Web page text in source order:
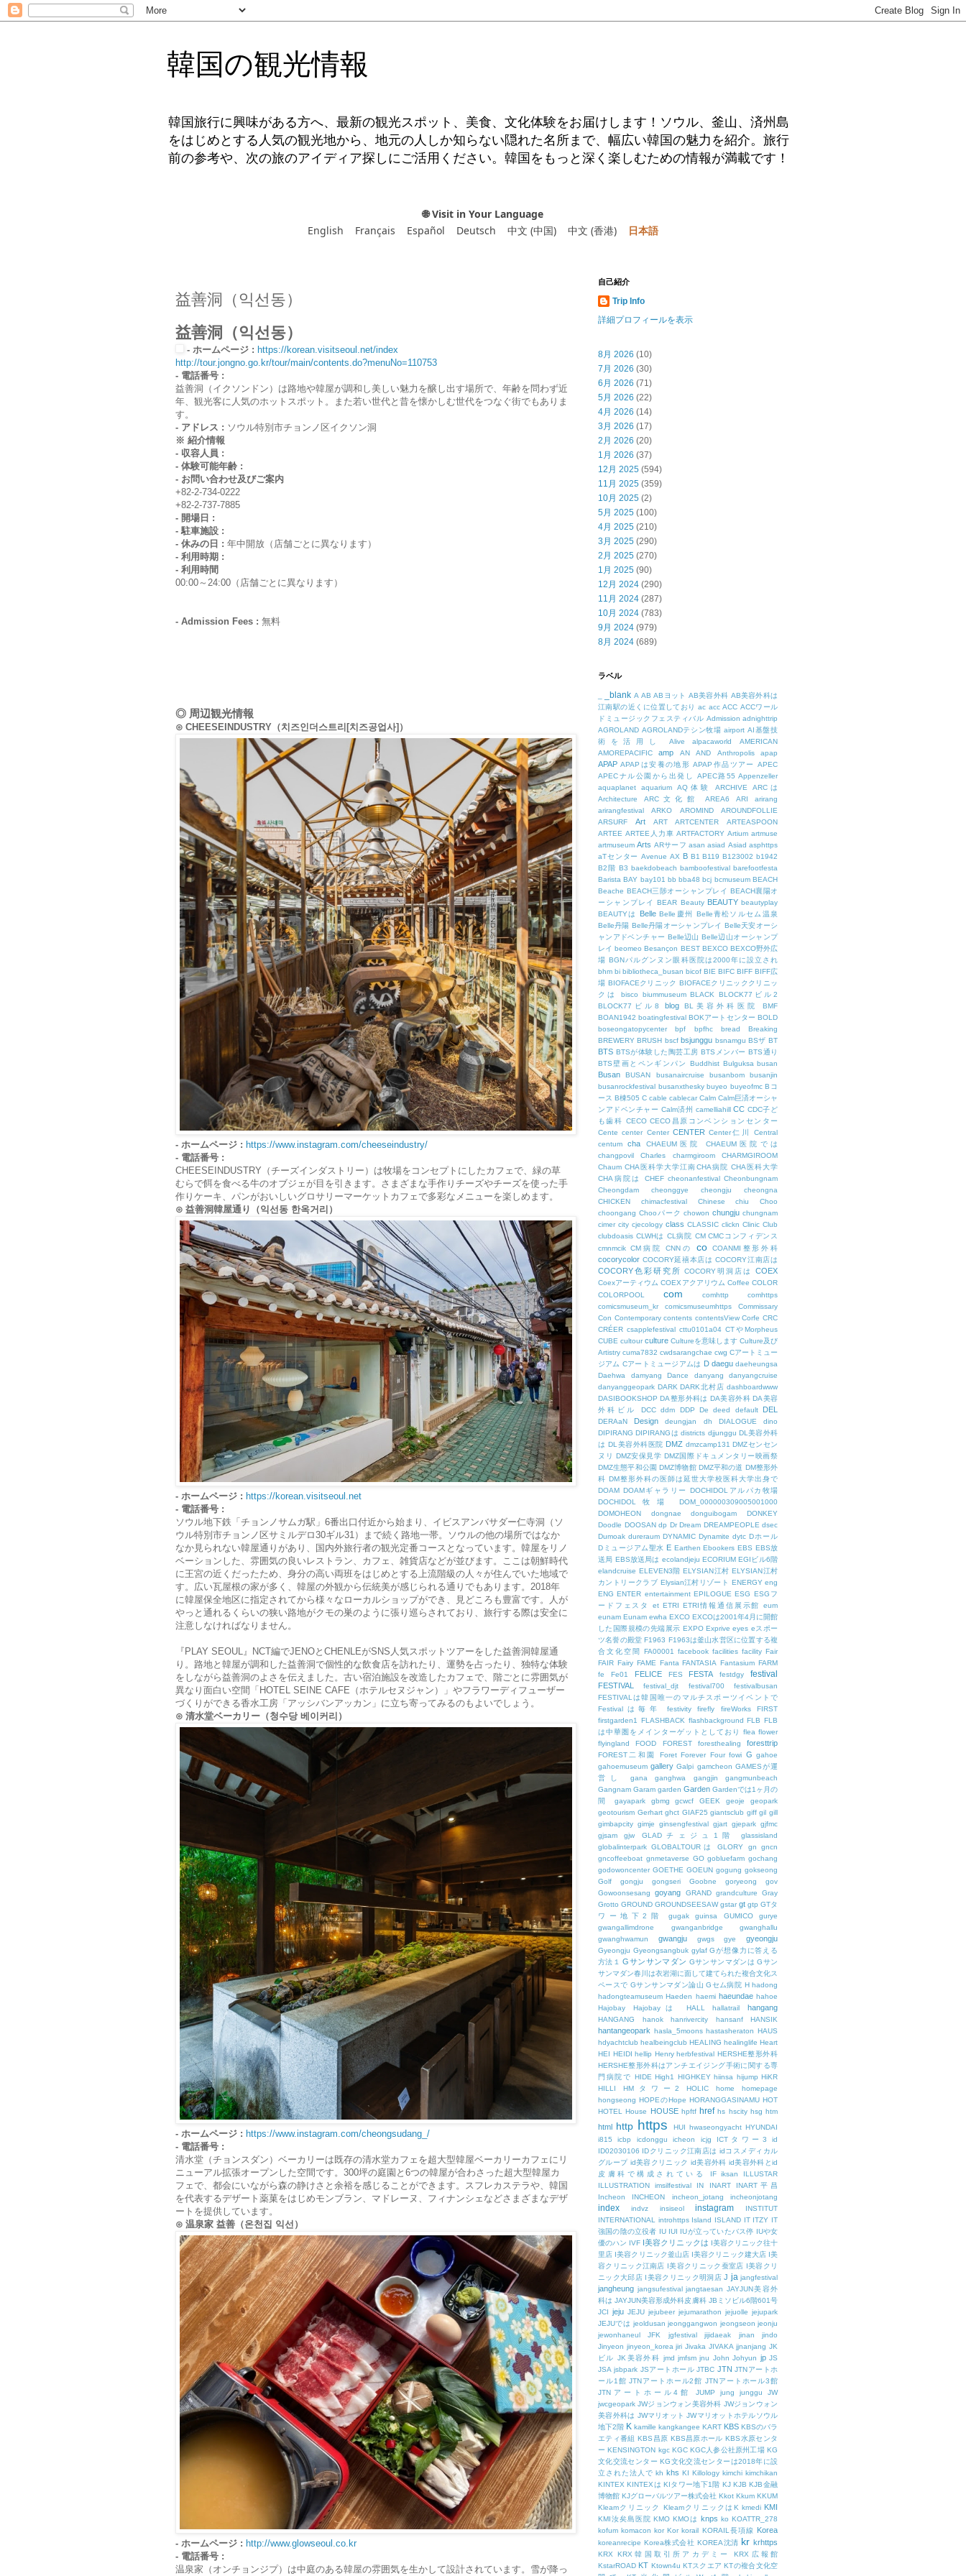
韓国の観光情報
韓国旅行に興味がある方へ、最新の観光スポット、美食、文化体験をお届けします！ソウル、釜山、済州島
をはじめとする人気の観光地から、地元の人しか知らない隠れた名所まで、幅広い韓国の魅力を紹介。旅行
前の参考や、次の旅のアイディア探しにご活用ください。韓国をもっと深く楽しむための情報が満載です！
🌐 Visit in Your Language
English
Français Español Deutsch 中文 (中国) 中文 (香港) 日本語
益善洞（익선동）
益善洞（익선동）
- ホームページ : https://korean.visitseoul.net/index
http://tour.jongno.go.kr/tour/main/contents.do?menuNo=110753
- 電話番号 :
益善洞（イクソンドン）は路地や韓屋が調和し美しい魅力を醸し出す場所で、年齢を問わず近
年、観光客に人気のホットスポット。また若い世代と昔を懐かしむ世代をつなぐ街でもありま
す。
- アドレス : ソウル特別市チョンノ区イクソン洞
※ 紹介情報
- 収容人員 :
- 体験可能年齢 :
- お問い合わせ及びご案内
+82-2-734-0222
+82-2-737-7885
- 開場日 :
- 駐車施設 :
- 休みの日 : 年中開放（店舗ごとに異なります）
- 利用時期 :
- 利用時間
00:00～24:00（店舗ごとに異なります）
- Admission Fees : 無料
◎ 周辺観光情報
⊙ CHEESEINDUSTRY（치즈인더스트리[치즈공업사]）
- ホームページ : https://www.instagram.com/cheeseindustry/
- 電話番号 :
CHEESEINDUSTRY（チーズインダストリー）は牧場をコンセプトにしたカフェで、緑の草
むらで餌を食べる牛のオブジェが目を引きます。さまざまな手作りチーズやチーズを使った手
作りケーキ、パンがおいしいグロサリーマーケットカフェで多彩なメニューを楽しめます。
⊙ 益善洞韓屋通り（익선동 한옥거리）
- ホームページ : https://korean.visitseoul.net
- 電話番号 :
ソウル地下鉄「チョンノサムガ駅」6番出口付近から始まり、イビスアンバサダー仁寺洞（ソ
ウル特別市チョンノ区サミルデロ30ギル31）まで続く路地一帯。ソウルの他の場所ではなか
なか見られない韓屋通りがあり、国内外旅行者の観光定番コースとなっています。韓屋をリノ
ベーションした、雰囲気の良いレストラン、カフェ、雑貨店などが並びます。ここは朝鮮時代
に王宮の近くだったため、身分の高い両班をはじめとする上流階級の人々が住んでいた地域で
す。広い瓦屋根の家が多く、韓屋の外観から伝統美が感じられる通りでもあります。2018年
に韓屋保全地区に指定されてから様々なローカルショップができ、見どころも豊富です。人が
やっと通れるくらいの狭い路地がクモの巣のように張り巡らされており、旅行する際は安全に
注意しなければなりません。
『PLAY SEOUL』NCT編でJENOとCHENLEがSNS人気スポットツアーをした益善洞韓屋通
り。路地と韓屋が調和した益善洞で個性的な飲食店を訪れたり、運勢を占ったり、独特な体験
をしながら益善洞のよさを伝えました。古い宿泊施設を改造したカフェで、階ごとに雰囲気が
異なり面白い空間「HOTEL SEINE CAFE（ホテルセヌジャン）」やフラワーディフューザー
づくりができる香水工房「アッシバンアッカン」に立ち寄ってみるのもよいでしょう。
⊙ 清水堂ベーカリー（청수당 베이커리）
- ホームページ : https://www.instagram.com/cheongsudang_/
- 電話番号 :
清水堂（チョンスダン）ベーカリーは既存の清水堂カフェを超大型韓屋ベーカリーカフェにリ
ニューアル拡張オープンした空間です。300坪の庭園と6つの韓屋が合わさった超大型韓屋カ
フェで、都会にいながら森の静けさと余裕を感じることができます。スフレカステラや、韓国
を代表するデザート薬菓をはじめモンブラン、マドレーヌ、フィナンシェなどさまざまなデザ
ートを提供しています。
⊙ 温泉家 益善（온천집 익선）
- ホームページ : http://www.glowseoul.co.kr
- 電話番号 :
温泉家（オンチョンジプ）は中庭のある韓屋の雰囲気を生かして設計されています。雪が降っ
自己紹介
Trip Info
詳細プロフィールを表示
8月 2026 (10)
7月 2026 (30)
6月 2026 (71)
5月 2026 (22)
4月 2026 (14)
3月 2026 (17)
2月 2026 (20)
1月 2026 (37)
12月 2025 (594)
11月 2025 (359)
10月 2025 (2)
5月 2025 (100)
4月 2025 (210)
3月 2025 (290)
2月 2025 (270)
1月 2025 (90)
12月 2024 (290)
11月 2024 (287)
10月 2024 (783)
9月 2024 (979)
8月 2024 (689)
ラベル
_blank A AB ABヨット AB美容外科 AB美容外科は
江南駅の近くに位置しており ac acc ACC ACCワール
ドミュージックフェスティバル Admission adnighttrip
AGROLAND AGROLANDテシン牧場 airport AI基盤技
術を活用し
Alive alpacaworld
AMERICAN
AMOREPACIFIC
amp AN AND Anthropolis apap
APAP APAPは安養の地形 APAP作品ツアー
APEC
APECナル公園から出発し
APEC路55 Appenzeller
aquaplanet
aquarium AQ体験 ARCHIVE
ARCは
Architecture
ARC文化館 AREA6 ARI
arirang
arirangfestival
ARKO AROMIND
AROUNDFOLLIE
ARSURF
Art ART ARTCENTER
ARTEASPOON
ARTEE ARTEE人力車 ARTFACTORY Artium artmuse
artmuseum Arts ARサーフ asan asiad Asiad asphttps
aTセンター Avenue AX B B1 B119 B123002 b1942
B2階 B3 baekdobeach bamboofestival barefootfesta
Barista BAY bay101 bb bba48 bcj bcmuseum BEACH
Beache BEACH三陟オーシャンプレイ BEACH襄陽オ
ーシャンプレイ
BEAR Beauty BEAUTY beautyplay
BEAUTYは
Belle Belle慶州
Belle青松ソルセム温泉
Belle丹陽 Belle丹陽オーシャンプレイ Belle天安オーシ
ャンアドベンチャー Belle辺山 Belle辺山オーシャンプ
レイ beomeo Besançon BEST BEXCO BEXCO野外広
場 BGNパルグンヌン眼科医院は2000年に設立され
bhm bi bibliotheca_busan bicof BIE BIFC BIFF BIFF広
場 BIOFACEクリニック BIOFACEクリニッククリニッ
クは
bisco biummuseum BLACK
BLOCK77ビル2
BLOCK77ビル8
blog BL美容外科医院
BMF
BOAN1942 boatingfestival BOKアートセンター BOLD
boseongatopycenter
bpf bpfhc bread
Breaking
BREWERY BRUSH bscf bsjunggu bsnamgu BSザ BT
BTS BTSが体験した陶芸工房 BTSメンバー BTS通り
BTS壁画とペンギンパン
Buddhist Bulguksa busan
Busan BUSAN busanaircruise busanbom
busanjin
busanrockfestival busanxthesky buyeo buyeofmc Bコ
ース B棟505 C cable cablecar Calm Calm巨済オーシャ
ンアドベンチャー Calm済州 camelliahill CC CDC子ど
も歯科 CECO CECO昌原コンベンションセンター
Cente center Center CENTER Center仁川
Central
centum
cha CHAEUM医院
CHAEUM医院では
changpovil
Charles charmgiroom
CHARMGIROOM
Chaum CHA医科学大学江南CHA病院 CHA医科大学
CHA病院は
CHEF cheonanfestival Cheonbungnam
Cheongdam
cheonggye cheongju
cheongna
CHICKEN
chimacfestival Chinese chiu
Choo
choongang Chooパーク chowon chungju chungnam
cimer city cjecology class CLASSIC clickn Clinic Club
clubdoasis CLWHは CL病院 CM CMCコンフィデンス
cmnmcik CM病院 CNNの co COANMI整形外科
cocorycolor COCORY延禧本店は COCORY江南店は
COCORY色彩研究所 COCORY明洞店は COEX
Coexアーティウム COEXアクアリウム Coffee COLOR
COLORPOOL
com comhttp
comhttps
comicsmuseum_kr
comicsmuseumhttps
Commissary
Con Contemporary contents contentsView Corfe CRC
CRÉER csapplefestival cttu0101a04 CTやMorpheus
CUBE cultour culture Cultureを意味します Culture及び
Artistry cuma7832 cwdsarangchae cwg Cアートミュー
ジアム Cアートミュージアムは D daegu daeheungsa
Daehwa
damyang Dance danyang
danyangcruise
danyanggeopark DARK DARK北村店 dashboardwww
DASIBOOKSHOP DA整形外科は DA美容外科 DA美容
外科ビル
DCC ddm DDP De deed default DEL
DERAaN Design deungjan dh DIALOGUE
dino
DIPIRANG DIPIRANGは districts djjunggu DL美容外科
は DL美容外科医院 DMZ dmzcamp131 DMZセンセン
ヌリ DMZ安保見学 DMZ国際ドキュメンタリー映画祭
DMZ生態平和公園 DMZ博物館 DMZ平和の道 DM整形外
科 DM整形外科の医師は延世大学校医科大学出身で
DOAM DOAMギャラリー
DOCHIDOLアルパカ牧場
DOCHIDOL牧場
DOM_000000309005001000
DOMOHEON
dongnae donguibogam
DONKEY
Doodle DOOSAN dp Dr Dream DREAMPEOPLE dsec
Dumoak dureraum DYNAMIC Dynamite dytc Dホール
Dミュージアム聖水 E Earthen Ebookers EBS EBS放
送局 EBS放送局は ecolandjeju ECORIUM EGIビル6階
elandcruise ELEVEN3階 ELYSIAN江村 ELYSIAN江村
カントリークラブ Elysian江村リゾート ENERGY eng
ENG ENTER entertainment EPILOGUE ESG ESGフ
ードフェスタ
et ETRI ETRI情報通信展示館
eum
eunam Eunam ewha EXCO EXCOは2001年4月に開館
した国際規模の先端展示 EXPO Exprive eyes eスポー
ツ名誉の殿堂 F1963 F1963は釜山水営区に位置する複
合文化空間
FA00001 facebook facilities facility Fair
FAIR Fairy FAME Fanta FANTASIA Fantasium FARM
fe
Fe01 FELICE FES FESTA festdgy festival
FESTIVAL festival_djt festival700
festivalbusan
FESTIVALは韓国唯一のマルチスポーツイベントで
Festivalは毎年
festivity firefly fireWorks
FIRST
firstgarden1
FLASHBACK flashbackground FLB FLB
は中華圏をメインターゲットとしており
flea flower
flyingland
FOOD FOREST foresthealing foresttrip
FOREST二和園 Foret Forever Four fowi G gahoe
gahoemuseum gallery Galpi gamcheon GAMESが運
営し
gana ganghwa gangjin
gangmunbeach
Gangnam Garam garden Garden Gardenでは1ヶ月の
間
gayapark gbmg gcwcf GEEK geoje
geopark
geotourism Gerhart ghct GIAF25 giantsclub giff gil gill
gimbapcity gimje ginsengfestival gjart gjepark gjfmc
gjsam
gjw GLADチェジュ1階
glassisland
globalinterpark GLOBALTOURは GLORY gn
gncn
gncoffeeboat gnmetaverse GO gobluefarm gochang
godowoncenter GOETHE GOEUN gogung gokseong
Golf
gongju gongseri Goobne goryeong
gov
Gowoonsesang
goyang GRAND grandculture
Gray
Grotto GROUND GROUNDSEESAW gstar gt gtp GTタ
ワー地下2階
gugak guinsa GUMICO
gurye
gwangallimdrone
gwanganbridge
gwanghallu
gwanghwamun
gwangju gwgs gye gyeongju
Gyeongju Gyeongsangbuk gylaf Gが想像力に答える
方法１
Gサンサンマダン Gサンサンマダンは Gサン
サンマダン春川は衣岩湖に面して建てられた複合文化ス
ペースで Gサンサンマダン論山 Gセム病院 H hadong
hadongteamuseum Haeden haemi haeundae hahoe
Hajobay
Hajobayは HALL hallatrail hangang
HANGANG hanok hanrivercity hansanf HANSIK
hantangeopark hasla_5moons hastasheraton HAUS
hdyachtclub healbeingclub HEALING healinglife Heart
HEI HEIDI hellip Henry herbfestival HERSHE整形外科
HERSHE整形外科はアンチエイジング手術に関する専
門病院で HIDE High1 HIGHKEY hiinsa hijump HiKR
HILLI
HMタワー2 HOLIC home
homepage
hongseong HOPEのHope HORANGGASINAMU HOT
HOTEL
House HOUSE hpftf href hs hscity hsg htm
html http https HUI hwaseongyacht HYUNDAI
i815
icbp icdonggu icheon icjg ICTタワー3
id
ID02030106 IDクリニック江南店は idコスメディカル
グループ id美容クリニック id美容外科 id美容外科とid
皮膚科で構成されている
IF iksan
ILLUSTAR
ILLUSTRATION
imsilfestival IN INART
INART平昌
Incheon
INCHEON incheon_jotang incheonjotang
index indvz insiseol instagram
INSTITUT
INTERNATIONAL
introhttps Island ISLAND IT ITZY IT
強国の陰の立役者 IU IUI IUが立っていたバス停 IUや女
優のハン IVF I美容クリニックは I美容クリニック往十
里店 I美容クリニック釜山店 I美容クリニック建大店 I美
容クリニック江南店 I美容クリニック蚕室店 I美容クリ
ニック大邱店 I美容クリニック明洞店 J ja jangfestival
jangheung jangsufestival jangtaesan JAYJUN美容外
科は JAYJUN美容形成外科皮膚科 JBミソビル6階601号
JCI jeju JEJU jejubeer jejumarathon jejuolle jejupark
JEJUでは jeoldusan jeonggangwon jeongseon jeonju
jewonhaneul
JFK jgfestival jijidaeak jinan
jindo
Jinyeon jinyeon_korea jiri Jivaka JIVAKA jjnanjang JK
ビル JK美容外科 jmd jmfsm jnu John Johyun jp JS
JSA jsbpark JSアートホール JTBC JTN JTNアートホ
ール1館 JTNアートホール2館 JTNアートホール3館
JTNアートホール4館
JUMP jung junggu
JW
jwcgeopark JWジョンウォン美容外科 JWジョンウォン
美容外科は JWマリオット JWマリオットホテルソウル
地下2階 K kamille kangkangee KART KBS KBSのバラ
エティ番組 KBS昌原 KBS昌原ホール KBS水原センタ
ー KENSINGTON kgc KGC KGC人参公社原州工場 KG
文化交流センター KG文化交流センターは2018年に設
立された法人で kh khs KI Killology kimchi kimchikan
KINTEX KINTEXは KIタワー地下1階 KJ KJB KJB金融
博物館 KJグローバルツアー株式会社 Kkot Kkum KKUM
Kleamクリニック
KleamクリニックはK kmedi KMI
KMI汝矣島医院 KMO KMOは knps ko KOATTR_278
kofum komacon kor Kor korail KORAIL長項線 Korea
koreanrecipe Korea株式会社 KOREA沈清 kr krhttps
KRX KRX韓国取引所アカデミー
KRX広報館
KstarROAD KT Ktown4u KTスクエア KTの複合文化空